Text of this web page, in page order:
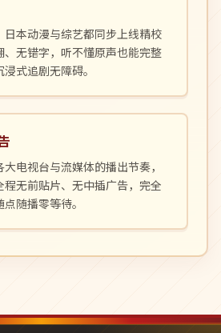
日本动漫与综艺都同步上线精校
、无错字，听不懂原声也能完整
式追剧无障碍。
电视台与流媒体的播出节奏，
无前贴片、无中插广告，完全
随播零等待。